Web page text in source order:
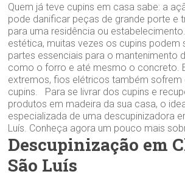
Quem já teve cupins em casa sabe: a
pode danificar peças de grande porte e
para uma residência ou
estética, muitas vezes os cupins podem
partes essenciais para o mantenimento
como o forro e até mesmo o concreto.
extremos, fios elétricos também
cupins. Para se livrar dos cupins e
produtos em madeira da sua casa, o
especializada de uma descupinizadora
Luís. Conheça agora um pouco mais
Descupinização em
São Luís